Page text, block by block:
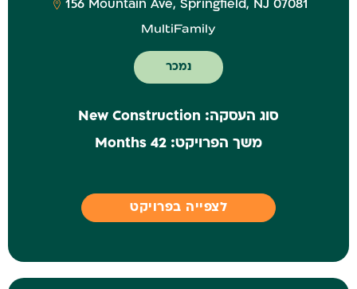
‎156 Mountain Ave, Springfield, NJ 07081
MultiFamily
נמכר
סוג העסקה: New Construction
משך הפרויקט: 42 Months
לצפייה בפרויקט